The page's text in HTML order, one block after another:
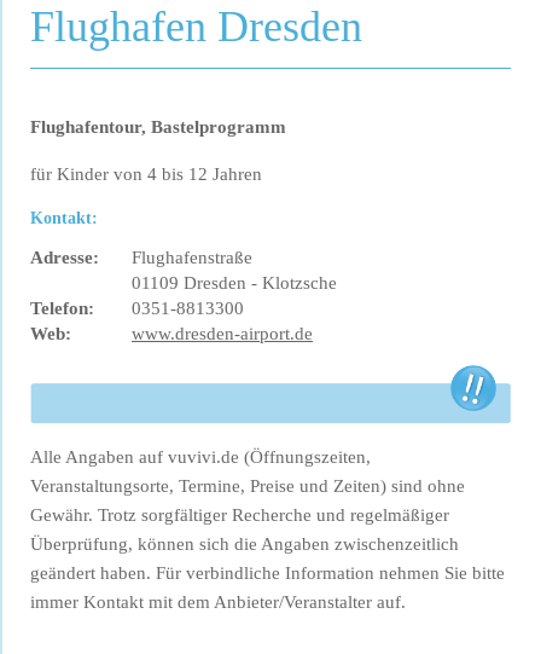
Flughafen Dresden
Flughafentour, Bastelprogramm
für Kinder von 4 bis 12 Jahren
Kontakt:
Adresse:
Flughafenstraße
01109 Dresden - Klotzsche
Telefon:
0351-8813300
Web:
www.dresden-airport.de
Alle Angaben auf vuvivi.de (Öffnungszeiten,
Veranstaltungsorte, Termine, Preise und Zeiten) sind ohne
Gewähr. Trotz sorgfältiger Recherche und regelmäßiger
Überprüfung, können sich die Angaben zwischenzeitlich
geändert haben. Für verbindliche Information nehmen Sie bitte
immer Kontakt mit dem Anbieter/Veranstalter auf.